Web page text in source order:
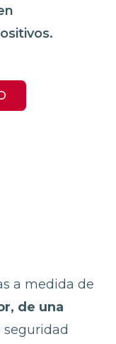
a medida de
de una
seguridad